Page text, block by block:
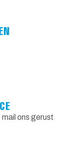
ons gerust